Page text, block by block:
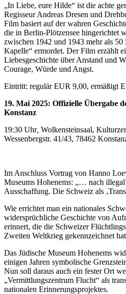
„In Liebe, eure Hilde“ ist die achte
Regisseur Andreas Dresen und
Film basiert auf der wahren
die in Berlin-Plötzensee hingerichtet
zwischen 1942 und 1943 mehr als
Kapelle“ ermordet. Der Film erzählt
Liebesgeschichte über Anstand und
Courage, Würde und Angst.
Eintritt: regulär EUR 9,00, ermäßigt
19. Mai 2025: Offizielle Übergabe
Konstanz
19:30 Uhr, Wolkensteinsaal,
Wessenbergstr. 41/43, 78462
Im Anschluss Vortrag von Hanno
Museums Hohenems: „… nach
Ausschaffung. Die Schweiz als
Wie errichtet man ein nationales
widersprüchliche Geschichte von
erinnert, die die Schweizer
Zweiten Weltkrieg gekennzeichnet
Das Jüdische Museum Hohenems
einigen Jahren symbolische
Nun soll daraus auch ein fester Ort
„Vermittlungszentrum Flucht“ als
nationalen Erinnerungsprojektes.